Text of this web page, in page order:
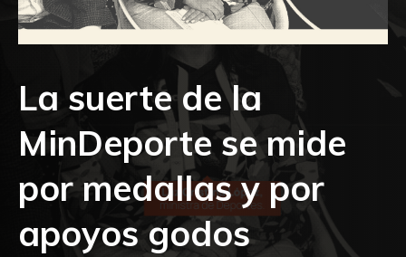
La suerte de la
MinDeporte se mide
por medallas y por
apoyos godos